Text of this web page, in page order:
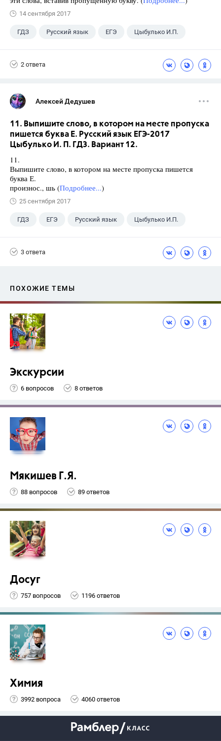
14 сентября 2017
ГДЗ Русский язык ЕГЭ Цыбулько И.П.
2 ответа
Алексей Дедушев
11. Выпишите слово, в котором на месте пропуска
пишется буква Е. Русский язык ЕГЭ-2017
Цыбулько И. П. ГДЗ. Вариант 12.
11.
Выпишите слово, в котором на месте пропуска пишется
буква Е.
произнос., шь (Подробнее...)
25 сентября 2017
ГДЗ ЕГЭ Русский язык Цыбулько И.П.
3 ответа
ПОХОЖИЕ ТЕМЫ
Экскурсии
6 вопросов 8 ответов
Мякишев Г.Я.
88 вопросов 89 ответов
Досуг
757 вопросов 1196 ответов
Химия
3992 вопроса 4060 ответов